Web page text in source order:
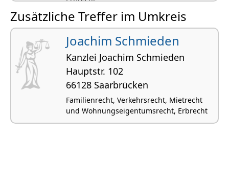
Zusätzliche Treffer im Umkreis
Joachim Schmieden
Kanzlei Joachim Schmieden
Hauptstr. 102
66128 Saarbrücken
Familienrecht, Verkehrsrecht, Mietrecht
und Wohnungseigentumsrecht, Erbrecht